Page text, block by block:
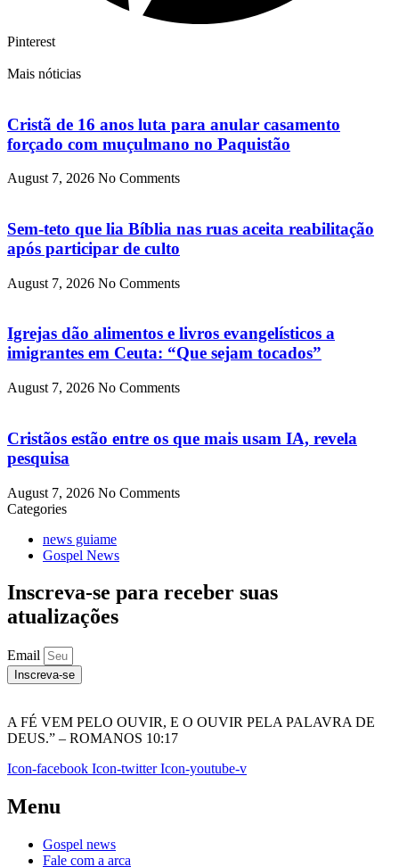
Pinterest
Mais nóticias
Cristã de 16 anos luta para anular casamento
forçado com muçulmano no Paquistão
August 7, 2026 No Comments
Sem-teto que lia Bíblia nas ruas aceita reabilitação
após participar de culto
August 7, 2026 No Comments
Igrejas dão alimentos e livros evangelísticos a
imigrantes em Ceuta: “Que sejam tocados”
August 7, 2026 No Comments
Cristãos estão entre os que mais usam IA, revela
pesquisa
August 7, 2026 No Comments
Categories
news guiame
Gospel News
Inscreva-se para receber suas
atualizações
Email
Inscreva-se
A FÉ VEM PELO OUVIR, E O OUVIR PELA PALAVRA DE
DEUS.” – ROMANOS 10:17
Icon-facebook Icon-twitter Icon-youtube-v
Menu
Gospel news
Fale com a arca